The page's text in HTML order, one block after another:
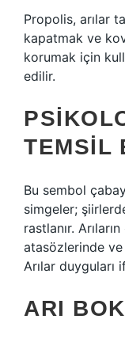
Propolis, arılar
kapatmak ve
korumak için
edilir.
TEMSIL
Bu sembol
simgeler;
rastlanır.
atasözlerinde
Arılar duyguları
ARI